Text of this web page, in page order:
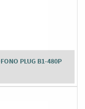
PLUG B1-480P